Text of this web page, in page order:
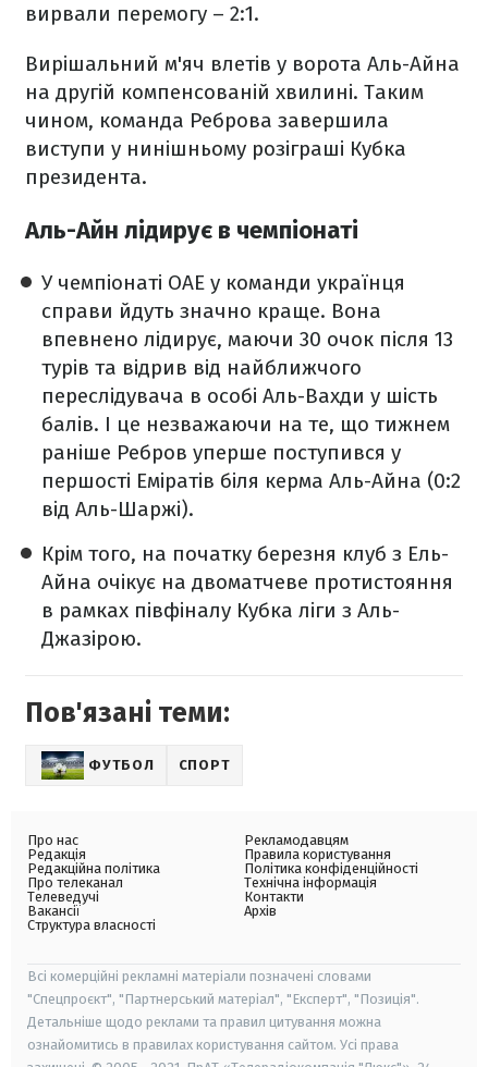
вирвали перемогу – 2:1.
Вирішальний м'яч влетів у ворота Аль-Айна
на другій компенсованій хвилині. Таким
чином, команда Реброва завершила
виступи у нинішньому розіграші Кубка
президента.
Аль-Айн лідирує в чемпіонаті
У чемпіонаті ОАЕ у команди українця
справи йдуть значно краще. Вона
впевнено лідирує, маючи 30 очок після 13
турів та відрив від найближчого
переслідувача в особі Аль-Вахди у шість
балів. І це незважаючи на те, що тижнем
раніше Ребров уперше поступився у
першості Еміратів біля керма Аль-Айна (0:2
від Аль-Шаржі).
Крім того, на початку березня клуб з Ель-
Айна очікує на двоматчеве протистояння
в рамках півфіналу Кубка ліги з Аль-
Джазірою.
Пов'язані теми:
ФУТБОЛ СПОРТ
Про нас
Редакція
Редакційна політика
Про телеканал
Телеведучі
Вакансії
Структура власності
Рекламодавцям
Правила користування
Політика конфіденційності
Технічна інформація
Контакти
Архів
Всі комерційні рекламні матеріали позначені словами
"Спецпроєкт", "Партнерський матеріал", "Експерт", "Позиція".
Детальніше щодо реклами та правил цитування можна
ознайомитись в правилах користування сайтом. Усі права